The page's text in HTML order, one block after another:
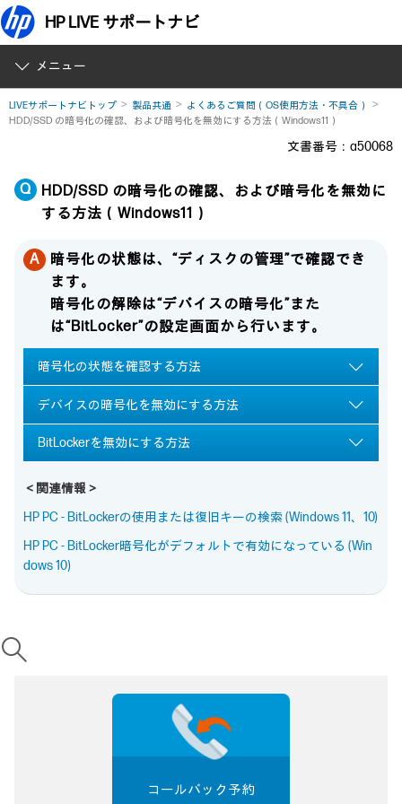
HP LIVE サポートナビ
メニュー
LIVEサポートナビトップ 製品共通
よくあるご質問（OS使用方法・不具合）
HDD/SSD の暗号化の確認、および暗号化を無効にする方法（Windows11）
文書番号：a50068
HDD/SSD の暗号化の確認、および暗号化を無効に
する方法（Windows11）
暗号化の状態は、“ディスクの管理”で確認でき
ます。
暗号化の解除は“デバイスの暗号化”また
は“BitLocker”の設定画面から行います。
暗号化の状態を確認する方法
デバイスの暗号化を無効にする方法
BitLockerを無効にする方法
＜関連情報＞
HP PC - BitLockerの使用または復旧キーの検索 (Windows 11、10)
HP PC - BitLocker暗号化がデフォルトで有効になっている (Win
dows 10)
コールバック予約